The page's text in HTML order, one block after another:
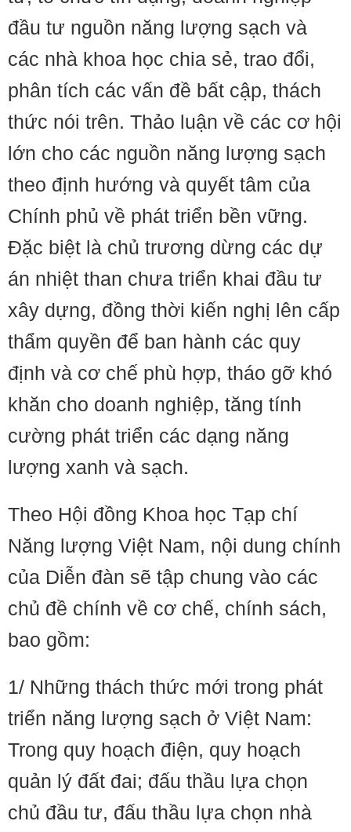
đầu tư nguồn năng lượng sạch và
các nhà khoa học chia sẻ, trao đổi,
phân tích các vấn đề bất cập, thách
thức nói trên. Thảo luận về các cơ hội
lớn cho các nguồn năng lượng sạch
theo định hướng và quyết tâm của
Chính phủ về phát triển bền vững.
Đặc biệt là chủ trương dừng các dự
án nhiệt than chưa triển khai đầu tư
xây dựng, đồng thời kiến nghị lên cấp
thẩm quyền để ban hành các quy
định và cơ chế phù hợp, tháo gỡ khó
khăn cho doanh nghiệp, tăng tính
cường phát triển các dạng năng
lượng xanh và sạch.
Theo Hội đồng Khoa học Tạp chí
Năng lượng Việt Nam, nội dung chính
của Diễn đàn sẽ tập chung vào các
chủ đề chính về cơ chế, chính sách,
bao gồm:
1/ Những thách thức mới trong phát
triển năng lượng sạch ở Việt Nam:
Trong quy hoạch điện, quy hoạch
quản lý đất đai; đấu thầu lựa chọn
chủ đầu tư, đấu thầu lựa chọn nhà